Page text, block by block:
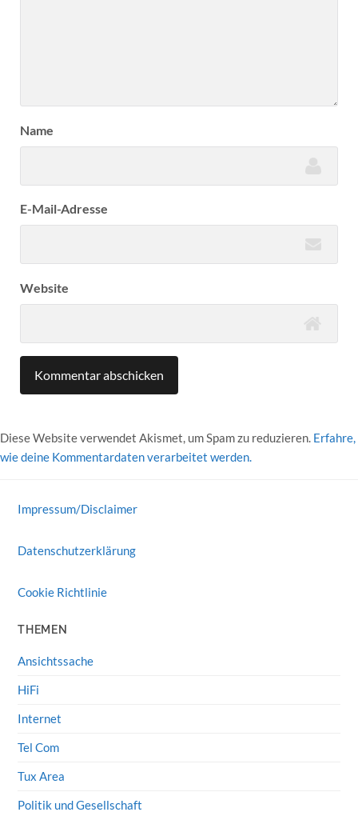
Name
E-Mail-Adresse
Website
Diese Website verwendet Akismet, um Spam zu reduzieren. Erfahre,
wie deine Kommentardaten verarbeitet werden.
Impressum/Disclaimer
Datenschutzerklärung
Cookie Richtlinie
THEMEN
Ansichtssache
HiFi
Internet
Tel Com
Tux Area
Politik und Gesellschaft